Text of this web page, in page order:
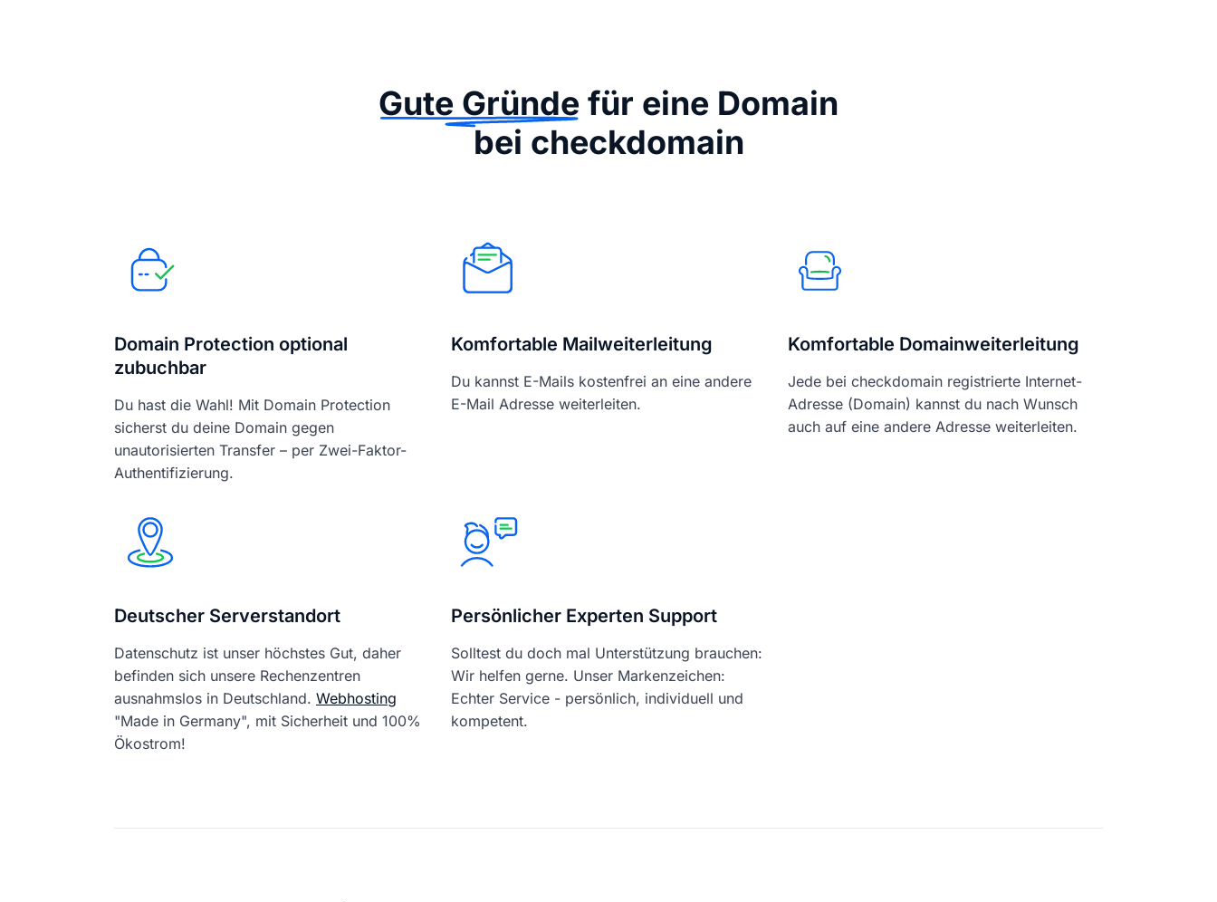
Gute Gründe für eine Domain
bei checkdomain
Domain Protection optional
zubuchbar
Du hast die Wahl! Mit Domain Protection
sicherst du deine Domain gegen
unautorisierten Transfer – per Zwei-Faktor-
Authentifizierung.
Komfortable Mailweiterleitung
Du kannst E-Mails kostenfrei an eine andere
E-Mail Adresse weiterleiten.
Komfortable Domainweiterleitung
Jede bei checkdomain registrierte Internet-
Adresse (Domain) kannst du nach Wunsch
auch auf eine andere Adresse weiterleiten.
Deutscher Serverstandort
Datenschutz ist unser höchstes Gut, daher
befinden sich unsere Rechenzentren
ausnahmslos in Deutschland. Webhosting
"Made in Germany", mit Sicherheit und 100%
Ökostrom!
Persönlicher Experten Support
Solltest du doch mal Unterstützung brauchen:
Wir helfen gerne. Unser Markenzeichen:
Echter Service - persönlich, individuell und
kompetent.